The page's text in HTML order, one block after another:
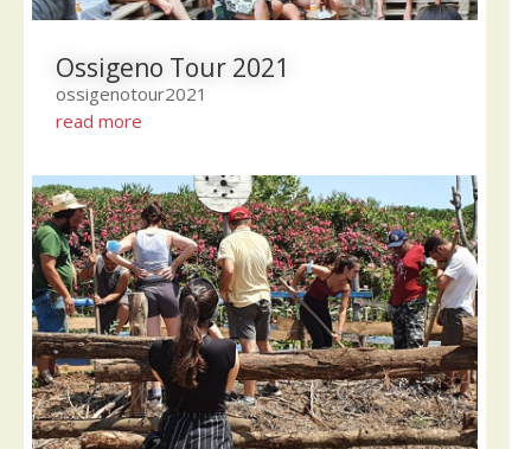
Ossigeno Tour 2021
ossigenotour2021
read more